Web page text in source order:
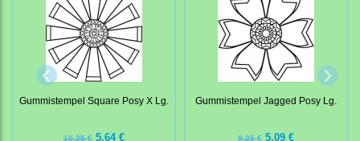
Gummistempel Square Posy X Lg.
10,25 € 5,64 €
Gummistempel Jagged Posy Lg.
9,25 € 5,09 €